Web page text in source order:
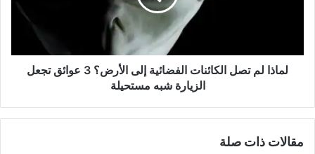
عوائق
تجعل
مستحيلة
لماذا لم تصل الكائنات الفضائية إلى الأرض؟ 3 عوائق تجعل
الزيارة شبه مستحيلة
مقالات ذات صلة